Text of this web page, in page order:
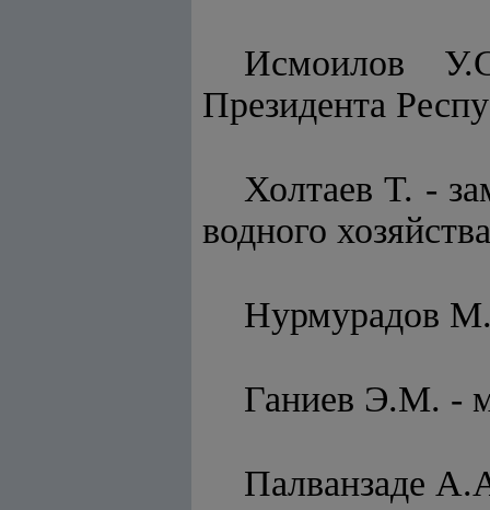
Исмоилов
Президента
Холтаев Т. -
водного хозяйства
Нурмурадов
Ганиев Э.М. -
Палванзаде